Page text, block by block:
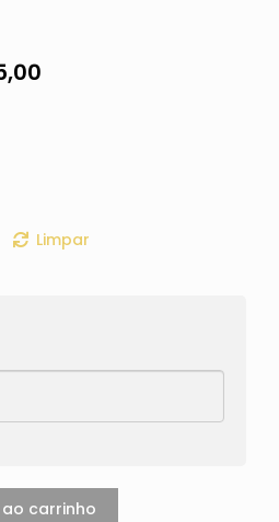
Limpar
carrinho